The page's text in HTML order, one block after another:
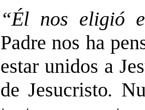
“Él nos eligió
Padre nos ha
estar unidos a
de Jesucristo.